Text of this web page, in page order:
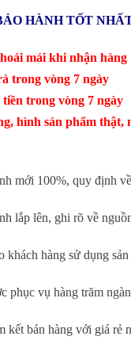
HÀNH TỐT
mái khi nhận hàng
trong vòng 7 ngày
trong vòng 7 ngày
hình sản phẩm
mới 100%, quy định
lắp lên, ghi rõ về
khách hàng sử dụng
phục vụ hàng trăm
kết bán hàng với giá rẻ